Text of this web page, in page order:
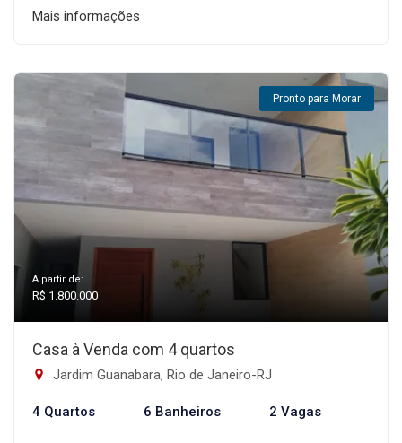
Mais informações
Pronto para Morar
A partir de:
R$ 1.800.000
Casa à Venda com 4 quartos
Jardim Guanabara, Rio de Janeiro-RJ
4 Quartos 6 Banheiros 2 Vagas